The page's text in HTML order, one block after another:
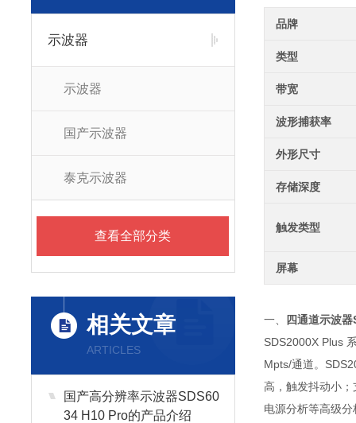
示波器
示波器
国产示波器
泰克示波器
查看全部分类
相关文章
ARTICLES
国产高分辨率示波器SDS60
34 H10 Pro的产品介绍
品牌
类型
带宽
波形捕获率
外形尺寸
存储深度
触发类型
屏幕
一、
四通道示波
SDS2000X Plus
Mpts/通道。
高，触发抖动小
电源分析等高级